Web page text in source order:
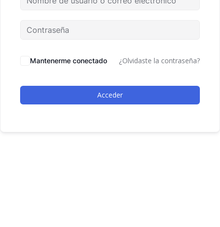
Mantenerme conectado ¿Olvidaste la contraseña?
Acceder